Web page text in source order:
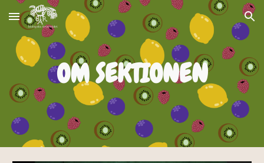
Skip to main content Skip to navigation
OM SEKTIONEN